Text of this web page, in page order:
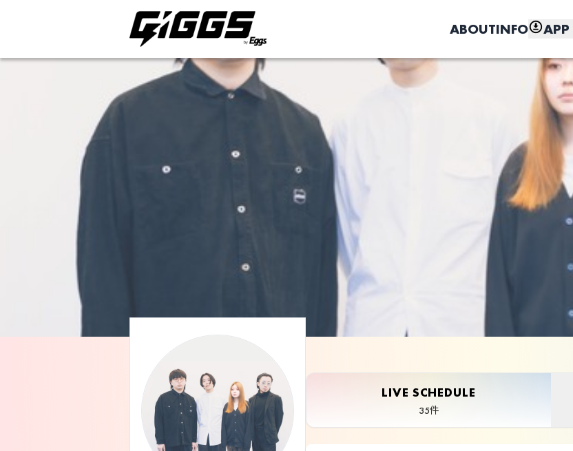
ABOUTINFO
ライブ体験をもっと楽しく、もっと便利に。
こちら
LIVE SCHEDULE
35件